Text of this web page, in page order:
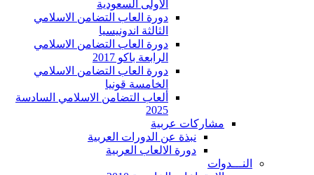
الاولى السعودية
دورة العاب التضامن الاسلامي
الثالثة اندونيسيا
دورة العاب التضامن الاسلامي
الرابعة باكو 2017
دورة العاب التضامن الاسلامي
الخامسة قونيا
ألعاب التضامن الاسلامي السادسة
2025
مشاركات عربية
نبذة عن الدورات العربية
دورة الالعاب العربية
النـــدوات